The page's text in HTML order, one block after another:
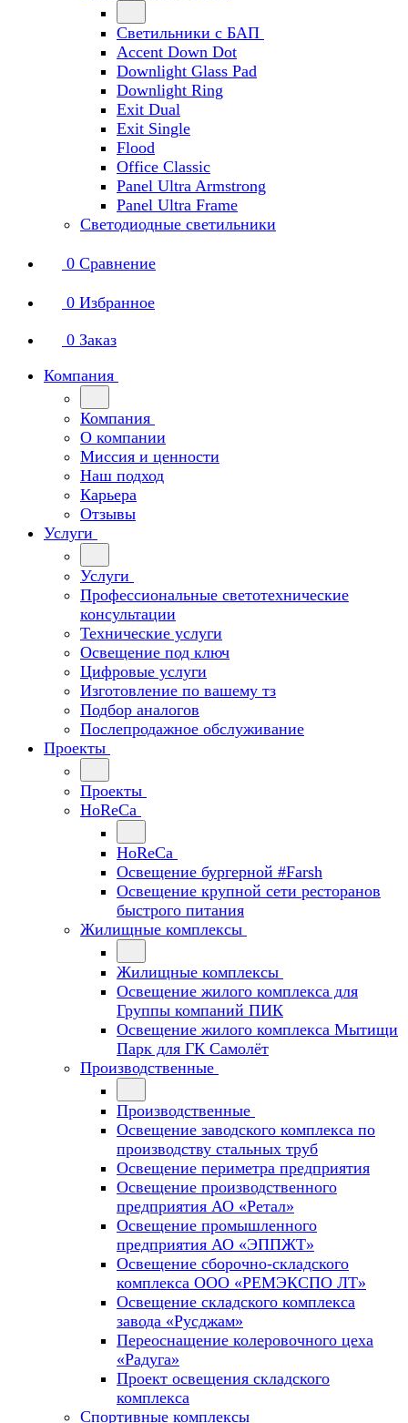
Светильники с БАП
Accent Down Dot
Downlight Glass Pad
Downlight Ring
Exit Dual
Exit Single
Flood
Office Classic
Panel Ultra Armstrong
Panel Ultra Frame
Светодиодные светильники
0 Сравнение
0 Избранное
0 Заказ
Компания
Компания
О компании
Миссия и ценности
Наш подход
Карьера
Отзывы
Услуги
Услуги
Профессиональные светотехнические
консультации
Технические услуги
Освещение под ключ
Цифровые услуги
Изготовление по вашему тз
Подбор аналогов
Послепродажное обслуживание
Проекты
Проекты
HoReCa
HoReCa
Освещение бургерной #Farsh
Освещение крупной сети ресторанов
быстрого питания
Жилищные комплексы
Жилищные комплексы
Освещение жилого комплекса для
Группы компаний ПИК
Освещение жилого комплекса Мытищи
Парк для ГК Самолёт
Производственные
Производственные
Освещение заводского комплекса по
производству стальных труб
Освещение периметра предприятия
Освещение производственного
предприятия АО «Ретал»
Освещение промышленного
предприятия АО «ЭППЖТ»
Освещение сборочно-складского
комплекса ООО «РЕМЭКСПО ЛТ»
Освещение складского комплекса
завода «Русджам»
Переоснащение колеровочного цеха
«Радуга»
Проект освещения складского
комплекса
Спортивные комплексы